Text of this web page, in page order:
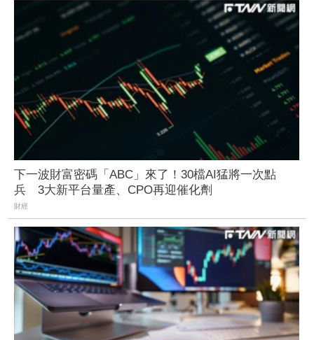
下一波財富密碼「ABC」來了！30檔AI猛將一次點
兵 3大新平台量產、CPO再迎催化劑
財經